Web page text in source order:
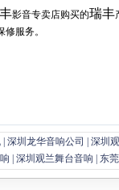
影音专卖店购买的瑞丰
服务。
深圳龙华音响公司
深圳
深圳观兰舞台音响 东